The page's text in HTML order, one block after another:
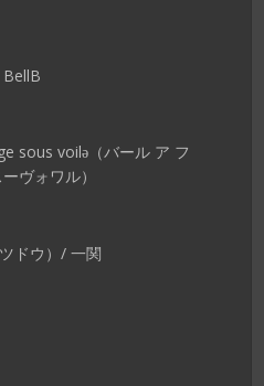
BellB
sous voilǝ（バール ア フ
ヴォワル）
ドウ）/ 一関